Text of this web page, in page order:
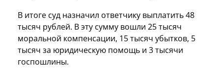
В итоге суд назначил ответчику выплатить 48
тысяч рублей. В эту сумму вошли 25 тысяч
моральной компенсации, 15 тысяч убытков, 5
тысяч за юридическую помощь и 3 тысячи
госпошлины.